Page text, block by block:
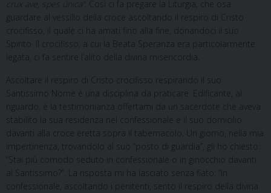
crux ave, spes única”
. Così ci fa pregare la Liturgia, che osa
guardare al vessillo della croce ascoltando il respiro di Cristo
crocifisso, il quale ci ha amati fino alla fine, donandoci il suo
Spirito. Il crocifisso, a cui la Beata Speranza era particolarmente
legata, ci fa sentire l’alito della divina misericordia.
Ascoltare il respiro di Cristo crocifisso respirando il suo
Santissimo Nome è una disciplina da praticare. Edificante, al
riguardo, è la testimonianza offertami da un sacerdote che aveva
stabilito la sua residenza nel confessionale e il suo domicilio
davanti alla croce eretta sopra il tabernacolo. Un giorno, nella mia
impertinenza, trovandolo al suo “posto di guardia”, gli ho chiesto:
“Stai più comodo seduto in confessionale o in ginocchio davanti
al Santissimo?”. La risposta mi ha lasciato senza fiato: “In
confessionale, ascoltando i penitenti, sento il respiro della divina